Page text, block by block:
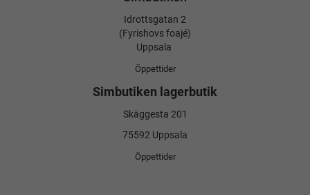
Idrottsgatan 2
(Fyrishovs foajé)
Uppsala
Öppettider
Simbutiken lagerbutik
Skäggesta 201
75592 Uppsala
Öppettider